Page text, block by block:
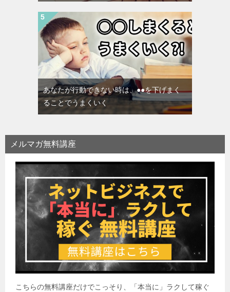
あなたが行動できない時は、●●を下げまく
ることでうまくいく
メルマガ無料講座
こちらの無料講座だけでこっそり、「本当に」ラクして稼ぐ